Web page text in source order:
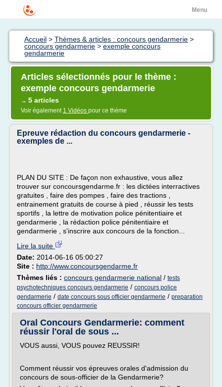
Menu
Accueil > Thèmes & articles : concours gendarmerie >
concours gendarmerie > exemple concours
gendarmerie
Articles sélectionnés pour le thème :
exemple concours gendarmerie
→ 5 articles
Voir également 1 Vidéos pour ce thème
Epreuve rédaction du concours gendarmerie -
exemples de ...
PLAN DU SITE : De façon non exhaustive, vous allez
trouver sur concoursgendarme.fr : les dictées interractives
gratuites , faire des pompes , faire des tractions ,
entrainement gratuits de course à pied , réussir les tests
sportifs , la lettre de motivation police pénitentiaire et
gendarmerie , la rédaction police pénitentiaire et
gendarmerie , s'inscrire aux concours de la fonction...
Lire la suite
Date: 2014-06-16 05:00:27
Site : http://www.concoursgendarme.fr
Thèmes liés : concours gendarmerie national / tests
psychotechniques concours gendarmerie / concours police
gendarmerie / date concours sous officier gendarmerie / preparation
concours officier gendarmerie
Oral Concours Gendarmerie: comment
réussir l'oral de sous ...
VOUS aussi, VOUS pouvez REUSSIR!
Comment réussir vos épreuves orales d'admission du
concours de sous-officier de la Gendarmerie?